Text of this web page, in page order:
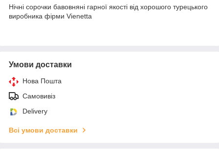
Нічні сорочки бавовняні гарної якості від хорошого турецького
виробника фірми Vienetta
Умови доставки
Нова Пошта
Самовивіз
Delivery
Всі умови доставки